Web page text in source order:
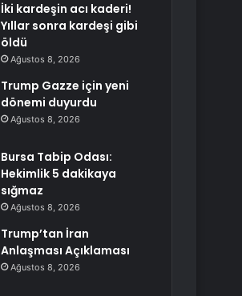
İki kardeşin acı kaderi!
Yıllar sonra kardeşi gibi
öldü
Ağustos 8, 2026
Trump Gazze için yeni
dönemi duyurdu
Ağustos 8, 2026
Bursa Tabip Odası:
Hekimlik 5 dakikaya
sığmaz
Ağustos 8, 2026
Trump’tan İran
Anlaşması Açıklaması
Ağustos 8, 2026